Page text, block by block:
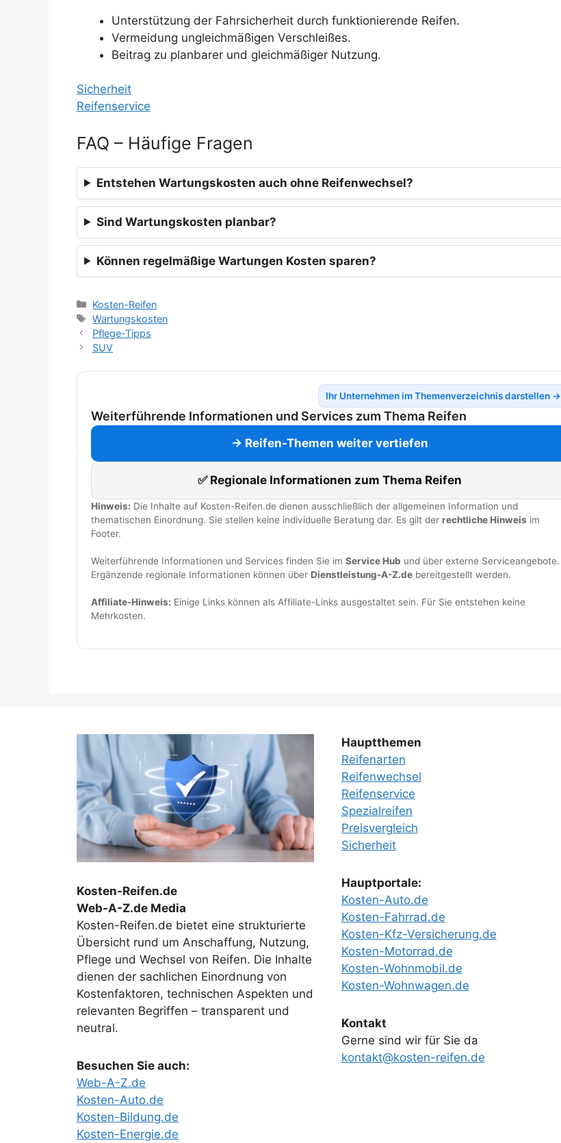
Unterstützung der Fahrsicherheit durch funktionierende Reifen.
Vermeidung ungleichmäßigen Verschleißes.
Beitrag zu planbarer und gleichmäßiger Nutzung.
Sicherheit
Reifenservice
FAQ – Häufige Fragen
Entstehen Wartungskosten auch ohne Reifenwechsel?
Sind Wartungskosten planbar?
Können regelmäßige Wartungen Kosten sparen?
Kategorien
Kosten-Reifen
Schlagwörter
Wartungskosten
Pflege-Tipps
SUV
Ihr Unternehmen im Themenverzeichnis darstellen →
Weiterführende Informationen und Services zum Thema Reifen
→ Reifen-Themen weiter vertiefen
✅ Regionale Informationen zum Thema Reifen
Hinweis: Die Inhalte auf Kosten-Reifen.de dienen ausschließlich der allgemeinen Information und
thematischen Einordnung. Sie stellen keine individuelle Beratung dar. Es gilt der rechtliche Hinweis im
Footer.
Weiterführende Informationen und Services finden Sie im Service Hub und über externe Serviceangebote.
Ergänzende regionale Informationen können über Dienstleistung-A-Z.de bereitgestellt werden.
Affiliate-Hinweis: Einige Links können als Affiliate-Links ausgestaltet sein. Für Sie entstehen keine
Mehrkosten.
Kosten-Reifen.de
Web-A-Z.de Media
Kosten-Reifen.de bietet eine strukturierte
Übersicht rund um Anschaffung, Nutzung,
Pflege und Wechsel von Reifen. Die Inhalte
dienen der sachlichen Einordnung von
Kostenfaktoren, technischen Aspekten und
relevanten Begriffen – transparent und
neutral.
Besuchen Sie auch:
Web-A-Z.de
Kosten-Auto.de
Kosten-Bildung.de
Kosten-Energie.de
Hauptthemen
Reifenarten
Reifenwechsel
Reifenservice
Spezialreifen
Preisvergleich
Sicherheit
Hauptportale:
Kosten-Auto.de
Kosten-Fahrrad.de
Kosten-Kfz-Versicherung.de
Kosten-Motorrad.de
Kosten-Wohnmobil.de
Kosten-Wohnwagen.de
Kontakt
Gerne sind wir für Sie da
kontakt@kosten-reifen.de